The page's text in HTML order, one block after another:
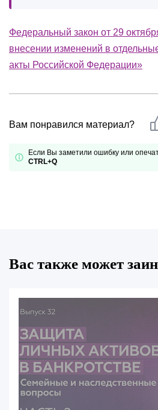
Федеральный закон от 29
внесении изменений в
акты Российской Федерации»
Вам понравился материал?
Если Вы заметили ошибку или
CTRL+Q
Вас также может